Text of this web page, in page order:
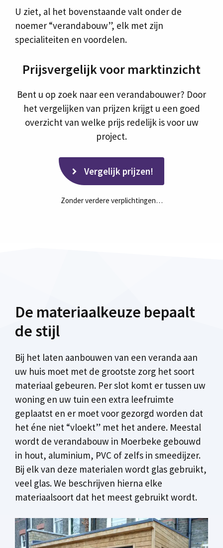
U ziet, al het bovenstaande valt onder de
noemer “verandabouw”, elk met zijn
specialiteiten en voordelen.
Prijsvergelijk voor marktinzicht
Bent u op zoek naar een verandabouwer? Door
het vergelijken van prijzen krijgt u een goed
overzicht van welke prijs redelijk is voor uw
project.
Vergelijk prijzen!
Zonder verdere verplichtingen…
De materiaalkeuze bepaalt
de stijl
Bij het laten aanbouwen van een veranda aan
uw huis moet met de grootste zorg het soort
materiaal gebeuren. Per slot komt er tussen uw
woning en uw tuin een extra leefruimte
geplaatst en er moet voor gezorgd worden dat
het éne niet “vloekt” met het andere. Meestal
wordt de verandabouw in Moerbeke gebouwd
in hout, aluminium, PVC of zelfs in smeedijzer.
Bij elk van deze materialen wordt glas gebruikt,
veel glas. We beschrijven hierna elke
materiaalsoort dat het meest gebruikt wordt.